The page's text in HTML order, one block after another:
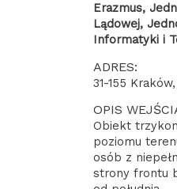
Erazmus,
Lądowej,
Informatyki i
ADRES:
31-155
OPIS
Obiekt
poziomu
osób z
strony frontu